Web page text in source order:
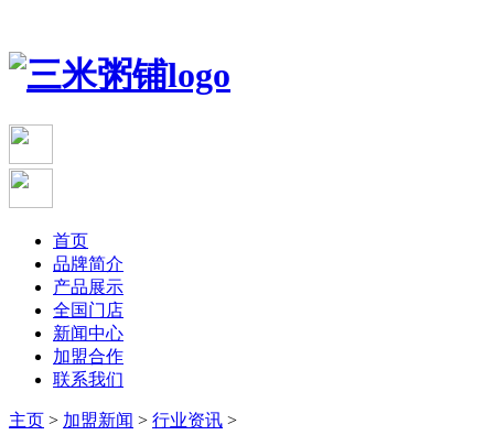
首页
品牌简介
产品展示
全国门店
新闻中心
加盟合作
联系我们
主页 > 加盟新闻 > 行业资讯 >